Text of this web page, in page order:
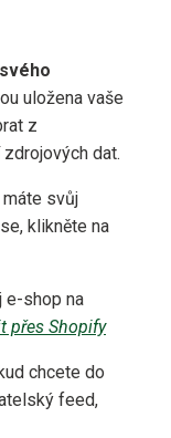
uložena vaše
z
dat.
svůj
klikněte na
e-shop na
přes Shopify
chcete do
feed,